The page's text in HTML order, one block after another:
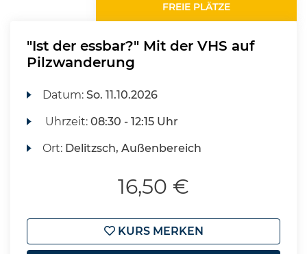
FREIE PLÄTZE
"Ist der essbar?" Mit der VHS auf
Pilzwanderung
Datum:So. 11.10.2026
Uhrzeit:08:30 - 12:15 Uhr
Ort: Delitzsch, Außenbereich
16,50 €
KURS MERKEN